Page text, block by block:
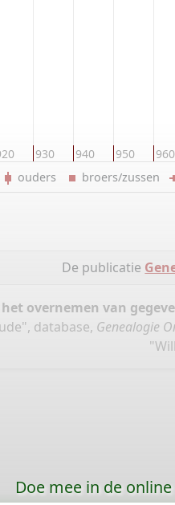
930 940 950 960
ouders broers/zussen
De publicatie
overnemen van
database, Genealogie
Doe mee in de